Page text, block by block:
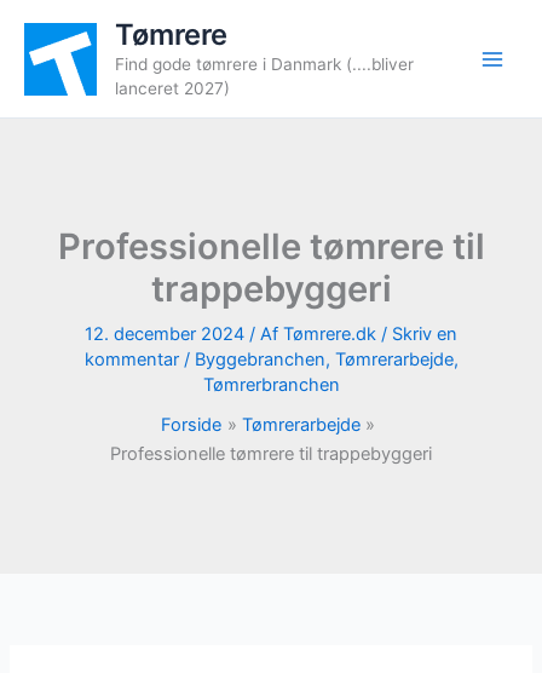
indholdet
Tømrere
Find gode tømrere i Danmark (....bliver
lanceret 2027)
Professionelle tømrere til
trappebyggeri
12. december 2024 / Af Tømrere.dk / Skriv en
kommentar / Byggebranchen, Tømrerarbejde,
Tømrerbranchen
Forside
Tømrerarbejde
Professionelle tømrere til trappebyggeri